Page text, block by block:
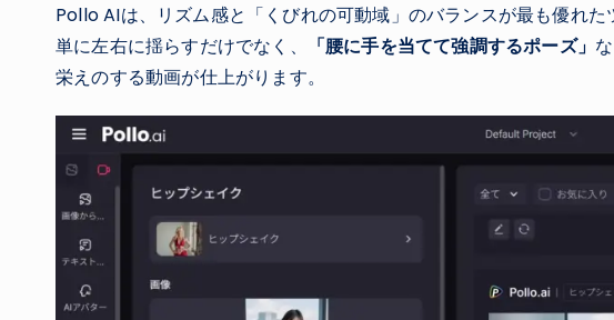
Pollo AIは、リズム感と「くびれの可動域」のバランスが最も優れた
単に左右に揺らすだけでなく、
「腰に手を当てて強調するポーズ」
栄えのする動画が仕上がります。